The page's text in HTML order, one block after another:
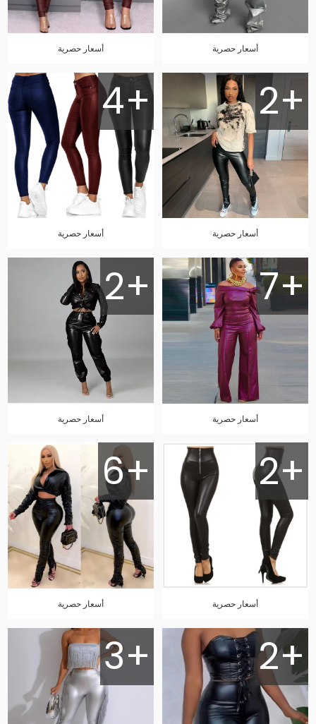
أسعار حصرية أسعار حصرية
2+
أسعار حصرية
4+
أسعار حصرية
7+
أسعار حصرية
2+
أسعار حصرية
2+
أسعار حصرية
6+
أسعار حصرية
2+
3+